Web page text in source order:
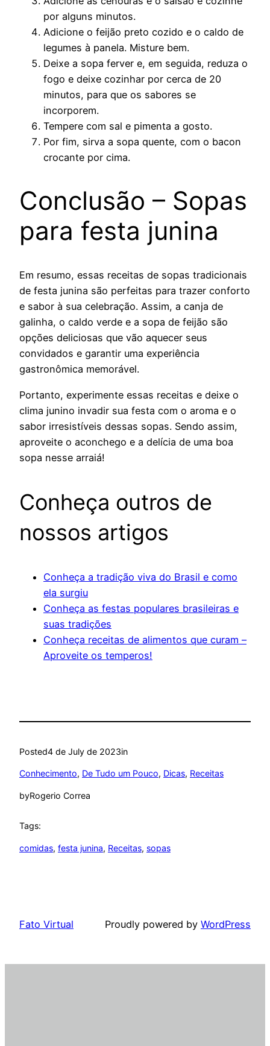
por alguns minutos.
Adicione o feijão preto cozido e o caldo de
legumes à panela. Misture bem.
Deixe a sopa ferver e, em seguida, reduza o
fogo e deixe cozinhar por cerca de 20
minutos, para que os sabores se
incorporem.
Tempere com sal e pimenta a gosto.
Por fim, sirva a sopa quente, com o bacon
crocante por cima.
Conclusão – Sopas
para festa junina
Em resumo, essas receitas de sopas tradicionais
de festa junina são perfeitas para trazer conforto
e sabor à sua celebração. Assim, a canja de
galinha, o caldo verde e a sopa de feijão são
opções deliciosas que vão aquecer seus
convidados e garantir uma experiência
gastronômica memorável.
Portanto, experimente essas receitas e deixe o
clima junino invadir sua festa com o aroma e o
sabor irresistíveis dessas sopas. Sendo assim,
aproveite o aconchego e a delícia de uma boa
sopa nesse arraiá!
Conheça outros de
nossos artigos
Conheça a tradição viva do Brasil e como
ela surgiu
Conheça as festas populares brasileiras e
suas tradições
Conheça receitas de alimentos que curam –
Aproveite os temperos!
Posted4 de July de 2023in
Conhecimento, De Tudo um Pouco, Dicas, Receitas
byRogerio Correa
Tags:
comidas, festa junina, Receitas, sopas
Fato Virtual Proudly powered by WordPress